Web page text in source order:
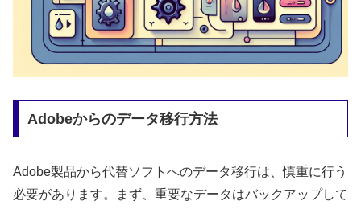
Adobeからのデータ移行方法
Adobe製品から代替ソフトへのデータ移行は、慎重に行う
必要があります。まず、重要なデータはバックアップして